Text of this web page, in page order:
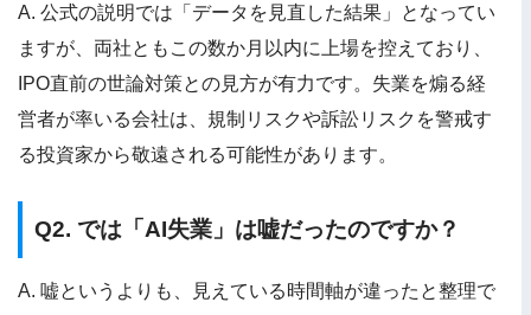
A. 公式の説明では「データを見直した結果」となってい
ますが、両社ともこの数か月以内に上場を控えており、
IPO直前の世論対策との見方が有力です。失業を煽る経
営者が率いる会社は、規制リスクや訴訟リスクを警戒す
る投資家から敬遠される可能性があります。
Q2. では「AI失業」は嘘だったのですか？
A. 嘘というよりも、見えている時間軸が違ったと整理で